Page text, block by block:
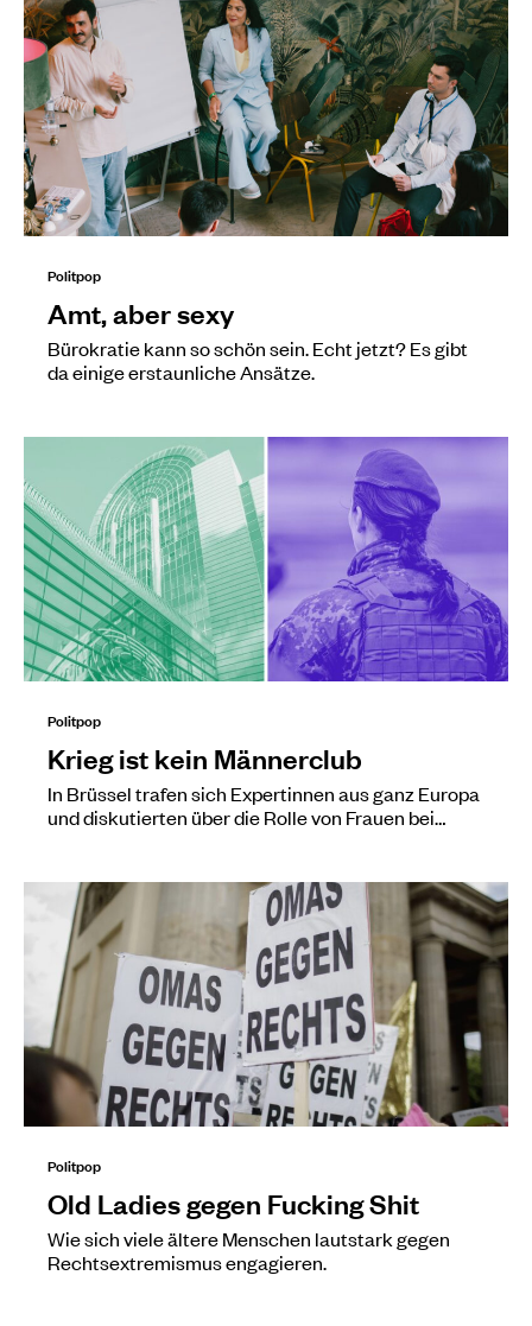
Politpop
Amt, aber sexy
Bürokratie kann so schön sein. Echt jetzt? Es gibt
da einige erstaunliche Ansätze.
Politpop
Krieg ist kein Männerclub
In Brüssel trafen sich Expertinnen aus ganz Europa
und diskutierten über die Rolle von Frauen bei…
Politpop
Old Ladies gegen Fucking Shit
Wie sich viele ältere Menschen lautstark gegen
Rechtsextremismus engagieren.